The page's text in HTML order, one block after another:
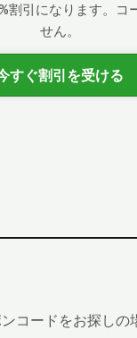
割引になります。コ
せん。
すぐ割引を受ける
コードをお探しの